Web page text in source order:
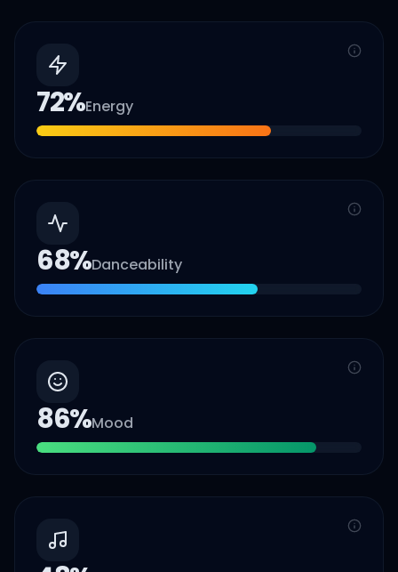
72%Energy
68%Danceability
86%Mood